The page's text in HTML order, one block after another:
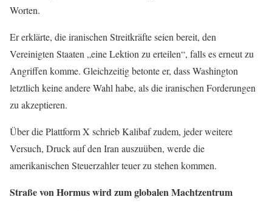
Worten.
Er erklärte, die iranischen Streitkräfte seien bereit, den
Vereinigten Staaten „eine Lektion zu erteilen“, falls es erneut zu
Angriffen komme. Gleichzeitig betonte er, dass Washington
letztlich keine andere Wahl habe, als die iranischen Forderungen
zu akzeptieren.
Über die Plattform X schrieb Kalibaf zudem, jeder weitere
Versuch, Druck auf den Iran auszuüben, werde die
amerikanischen Steuerzahler teuer zu stehen kommen.
Straße von Hormus wird zum globalen Machtzentrum